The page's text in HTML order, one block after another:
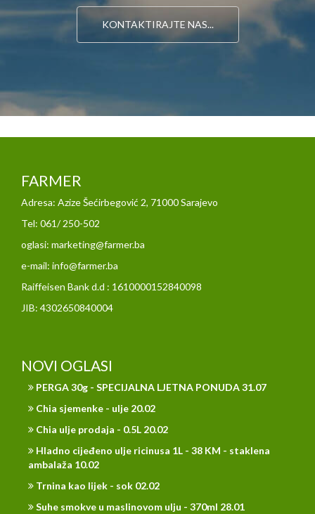
KONTAKTIRAJTE NAS...
FARMER
Adresa: Azize Šećirbegović 2, 71000 Sarajevo
Tel: 061/ 250-502
oglasi: marketing@farmer.ba
e-mail: info@farmer.ba
Raiffeisen Bank d.d : 1610000152840098
JIB: 4302650840004
NOVI OGLASI
PERGA 30g - SPECIJALNA LJETNA PONUDA 31.07
Chia sjemenke - ulje 20.02
Chia ulje prodaja - 0.5L 20.02
Hladno cijeđeno ulje ricinusa 1L - 38 KM - staklena
ambalaža 10.02
Trnina kao lijek - sok 02.02
Suhe smokve u maslinovom ulju - 370ml 28.01